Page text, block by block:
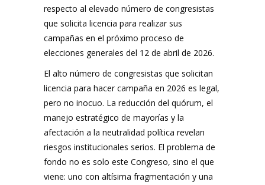
respecto al elevado número de congresistas
que solicita licencia para realizar sus
campañas en el próximo proceso de
elecciones generales del 12 de abril de 2026.
El alto número de congresistas que solicitan
licencia para hacer campaña en 2026 es legal,
pero no inocuo. La reducción del quórum, el
manejo estratégico de mayorías y la
afectación a la neutralidad política revelan
riesgos institucionales serios. El problema de
fondo no es solo este Congreso, sino el que
viene: uno con altísima fragmentación y una